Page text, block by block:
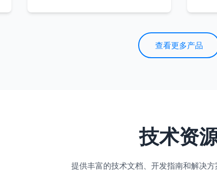
查看更多产品
技术资
提供丰富的技术文档、开发指南和解决